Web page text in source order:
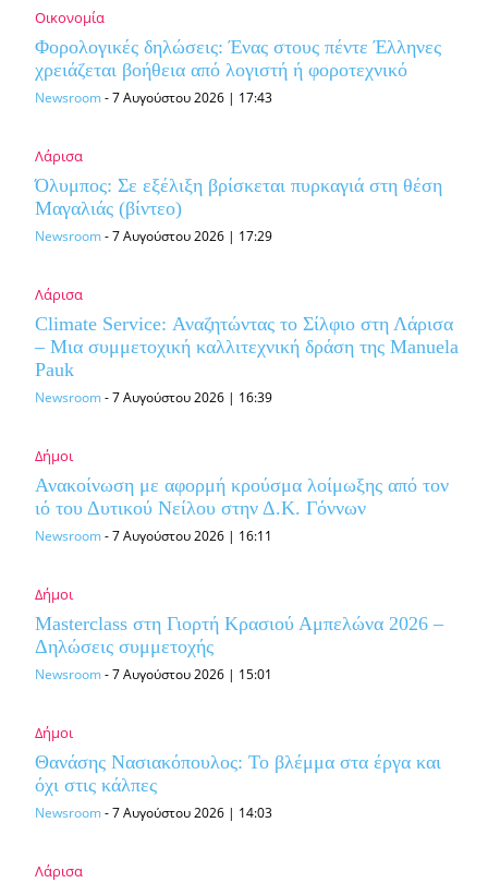
Οικονομία
Φορολογικές δηλώσεις: Ένας στους πέντε Έλληνες
χρειάζεται βοήθεια από λογιστή ή φοροτεχνικό
Newsroom-7 Αυγούστου 2026 | 17:43
Λάρισα
Όλυμπος: Σε εξέλιξη βρίσκεται πυρκαγιά στη θέση
Μαγαλιάς (βίντεο)
Newsroom-7 Αυγούστου 2026 | 17:29
Λάρισα
Climate Service: Αναζητώντας το Σίλφιο στη Λάρισα
– Μια συμμετοχική καλλιτεχνική δράση της Manuela
Pauk
Newsroom-7 Αυγούστου 2026 | 16:39
Δήμοι
Ανακοίνωση με αφορμή κρούσμα λοίμωξης από τον
ιό του Δυτικού Νείλου στην Δ.Κ. Γόννων
Newsroom-7 Αυγούστου 2026 | 16:11
Δήμοι
Masterclass στη Γιορτή Κρασιού Αμπελώνα 2026 –
Δηλώσεις συμμετοχής
Newsroom-7 Αυγούστου 2026 | 15:01
Δήμοι
Θανάσης Νασιακόπουλος: Το βλέμμα στα έργα και
όχι στις κάλπες
Newsroom-7 Αυγούστου 2026 | 14:03
Λάρισα